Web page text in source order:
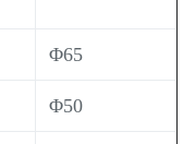
Φ65
Φ50